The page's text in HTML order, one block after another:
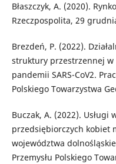
Błaszczyk, A. (2020).
Rzeczpospolita, 29
Brezdeń, P. (2022).
struktury przestrzennej w
pandemii SARS-CoV2.
Polskiego Towarzystwa
Buczak, A. (2022). Usługi
przedsiębiorczych kobiet
województwa
Przemysłu Polskiego